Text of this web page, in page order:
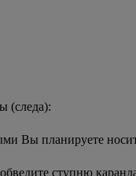
(следа):
Вы планируете
ступню